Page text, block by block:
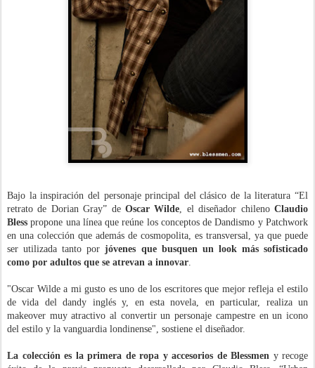
Bajo la inspiración del personaje principal del clásico de la literatura “El
retrato de Dorian Gray” de Oscar Wilde, el diseñador chilenoClaudio
Blesspropone una línea que reúne los conceptos de Dandismo y Patchwork
en una colección que además de cosmopolita, es transversal, ya que puede
ser utilizada tanto porjóvenes que busquen un look más sofisticado
como por adultos que se atrevan a innovar.
"Oscar Wilde a mi gusto es uno de los escritores que mejor refleja el estilo
de vida del dandy inglés y, en esta novela, en particular, realiza un
makeover muy atractivo al convertir un personaje campestre en un icono
del estilo y la vanguardia londinense", sostiene el diseñador.
La colección es la primera de ropa y accesorios de Blessmen y recoge